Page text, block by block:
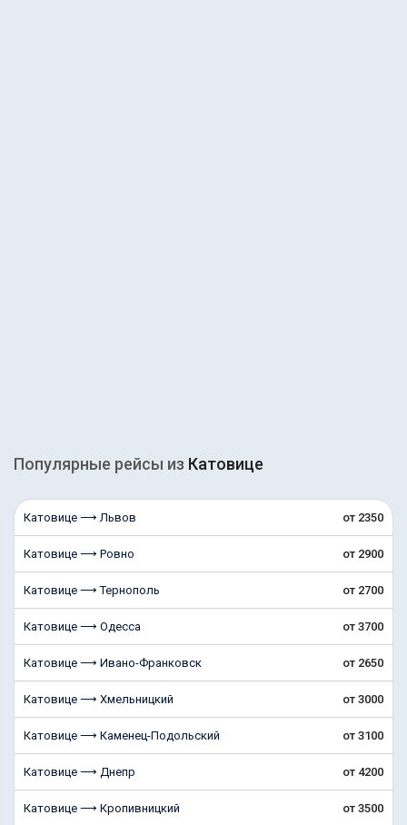
Популярные рейсы из Катовице
Катовице ⟶ Львов от 2350
Катовице ⟶ Ровно от 2900
Катовице ⟶ Тернополь от 2700
Катовице ⟶ Одесса от 3700
Катовице ⟶ Ивано-Франковск от 2650
Катовице ⟶ Хмельницкий от 3000
Катовице ⟶ Каменец-Подольский от 3100
Катовице ⟶ Днепр от 4200
Катовице ⟶ Кропивницкий от 3500